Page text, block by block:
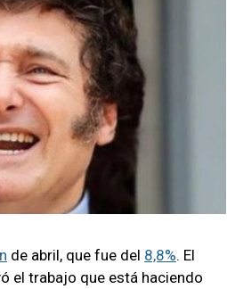
de abril, que fue del 8,8%. El
el trabajo que está haciendo